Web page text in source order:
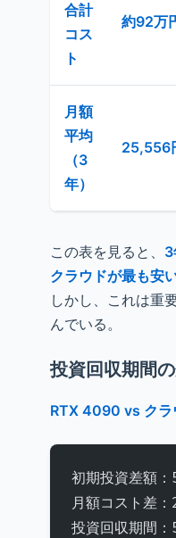
合計
コス
ト
約92万
月額
平均
（3
年）
25,556
この表を見ると、
クラウドが最も安
しかし、これは重
んでいる。
投資回収期間
RTX 4090 vs クラ
初期投資差額：
月額コスト
投資回収期間